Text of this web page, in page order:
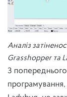
Аналіз
Grasshopper та
З попереднього